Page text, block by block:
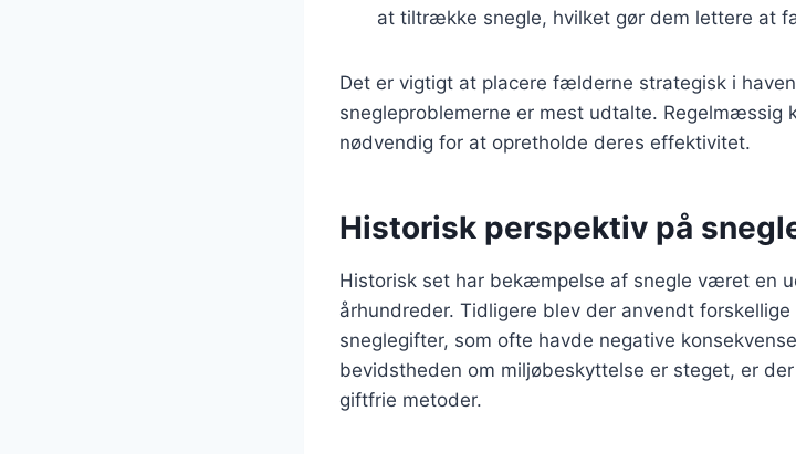
at tiltrække snegle, hvilket gør dem lettere at
Det er vigtigt at placere fælderne strategisk i
snegleproblemerne er mest udtalte.
nødvendig for at opretholde deres effektivitet.
Historisk perspektiv på
Historisk set har bekæmpelse af snegle været en
århundreder. Tidligere blev der anvendt
sneglegifter, som ofte havde negative
bevidstheden om miljøbeskyttelse er steget, er
giftfrie metoder.